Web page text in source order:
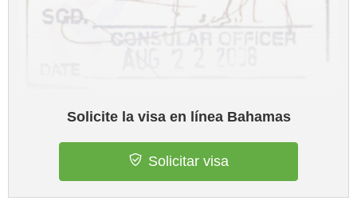
Solicite la visa en línea Bahamas
Solicitar visa